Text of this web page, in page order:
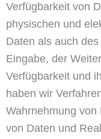
Verfügbarkeit von
physischen und
Daten als auch
Eingabe, der
Verfügbarkeit und
haben wir
Wahrnehmung
von Daten und